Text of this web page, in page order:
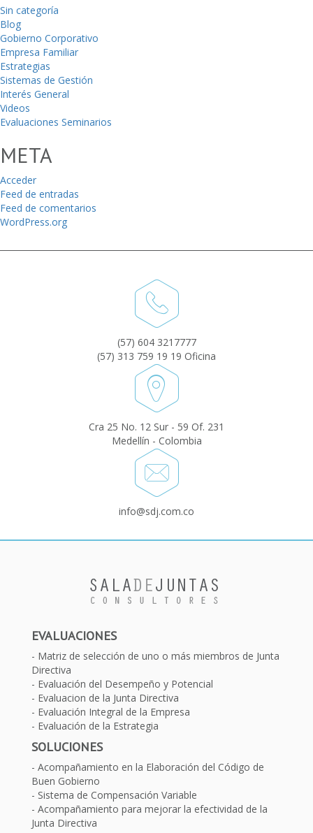
Sin categoría
Blog
Gobierno Corporativo
Empresa Familiar
Estrategias
Sistemas de Gestión
Interés General
Videos
Evaluaciones Seminarios
META
Acceder
Feed de entradas
Feed de comentarios
WordPress.org
(57) 604 3217777
(57) 313 759 19 19 Oficina
Cra 25 No. 12 Sur - 59 Of. 231
Medellín - Colombia
info@sdj.com.co
EVALUACIONES
Matriz de selección de uno o más miembros de Junta
Directiva
Evaluación del Desempeño y Potencial
Evaluacion de la Junta Directiva
Evaluación Integral de la Empresa
Evaluación de la Estrategia
SOLUCIONES
Acompañamiento en la Elaboración del Código de
Buen Gobierno
Sistema de Compensación Variable
Acompañamiento para mejorar la efectividad de la
Junta Directiva